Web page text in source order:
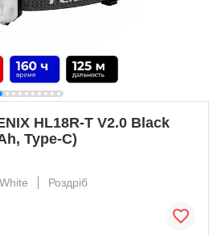
HL18R-T V2.0 Black
Type-C)
Роздріб